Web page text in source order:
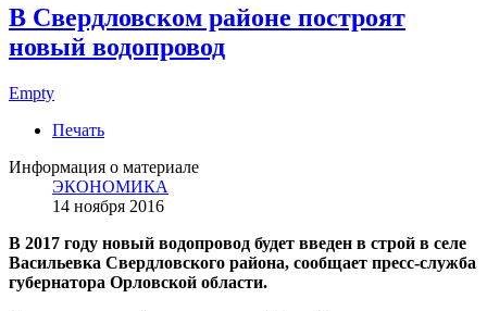
В Свердловском районе построят
новый водопровод
Empty
Печать
Информация о материале
ЭКОНОМИКА
14 ноября 2016
В 2017 году новый водопровод будет введен в строй в селе
Васильевка Свердловского района, сообщает пресс-служба
губернатора Орловской области.